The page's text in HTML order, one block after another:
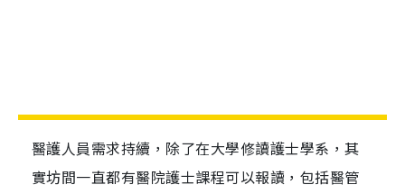
醫護人員需求持續，除了在大學修讀護士學系，其
實坊間一直都有醫院護士課程可以報讀，包括醫管